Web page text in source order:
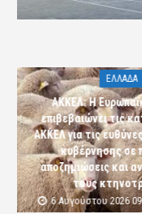
ΕΛΛΑΔΑ
ΑΚΚΕΛ: Η
επιβεβαιώνει τις
ΑΚΚΕΛ για τις
κυβέρνησης σε
αποζημιώσεις και
τους
6 Αυγούστου 2026